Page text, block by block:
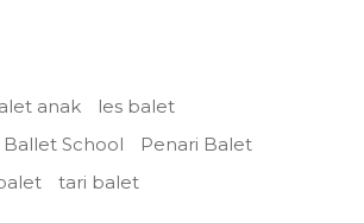
anak
les balet
School
Penari Balet
tari balet